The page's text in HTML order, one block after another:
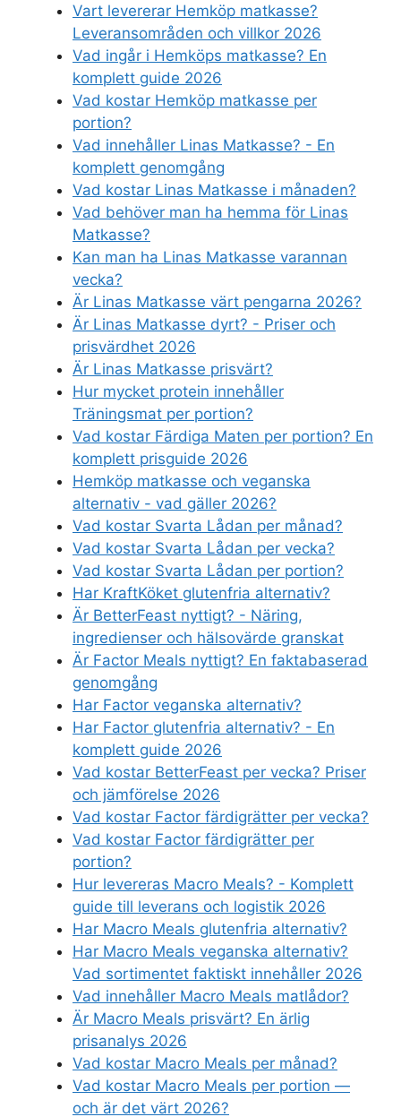
Vart levererar Hemköp matkasse?
Leveransområden och villkor 2026
Vad ingår i Hemköps matkasse? En
komplett guide 2026
Vad kostar Hemköp matkasse per
portion?
Vad innehåller Linas Matkasse? - En
komplett genomgång
Vad kostar Linas Matkasse i månaden?
Vad behöver man ha hemma för Linas
Matkasse?
Kan man ha Linas Matkasse varannan
vecka?
Är Linas Matkasse värt pengarna 2026?
Är Linas Matkasse dyrt? - Priser och
prisvärdhet 2026
Är Linas Matkasse prisvärt?
Hur mycket protein innehåller
Träningsmat per portion?
Vad kostar Färdiga Maten per portion? En
komplett prisguide 2026
Hemköp matkasse och veganska
alternativ - vad gäller 2026?
Vad kostar Svarta Lådan per månad?
Vad kostar Svarta Lådan per vecka?
Vad kostar Svarta Lådan per portion?
Har KraftKöket glutenfria alternativ?
Är BetterFeast nyttigt? - Näring,
ingredienser och hälsovärde granskat
Är Factor Meals nyttigt? En faktabaserad
genomgång
Har Factor veganska alternativ?
Har Factor glutenfria alternativ? - En
komplett guide 2026
Vad kostar BetterFeast per vecka? Priser
och jämförelse 2026
Vad kostar Factor färdigrätter per vecka?
Vad kostar Factor färdigrätter per
portion?
Hur levereras Macro Meals? - Komplett
guide till leverans och logistik 2026
Har Macro Meals glutenfria alternativ?
Har Macro Meals veganska alternativ?
Vad sortimentet faktiskt innehåller 2026
Vad innehåller Macro Meals matlådor?
Är Macro Meals prisvärt? En ärlig
prisanalys 2026
Vad kostar Macro Meals per månad?
Vad kostar Macro Meals per portion —
och är det värt 2026?